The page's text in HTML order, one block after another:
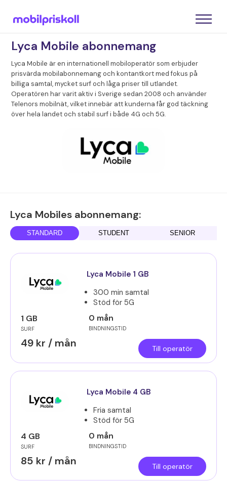
Lyca Mobile abonnemang
Lyca Mobile är en internationell mobiloperatör som erbjuder
prisvärda mobilabonnemang och kontantkort med fokus på
billiga samtal, mycket surf och låga priser till utlandet.
Operatören har varit aktiv i Sverige sedan 2008 och använder
Telenors mobilnät, vilket innebär att kunderna får god täckning
över hela landet och stabil surf i både 4G och 5G.
Lyca Mobiles abonnemang:
STANDARD STUDENT SENIOR
Lyca Mobile 1 GB
300 min samtal
Stöd för 5G
1 GB
SURF
0 mån
BINDNINGSTID
49 kr / mån Till operatör
Lyca Mobile 4 GB
Fria samtal
Stöd för 5G
4 GB
SURF
0 mån
BINDNINGSTID
85 kr / mån Till operatör